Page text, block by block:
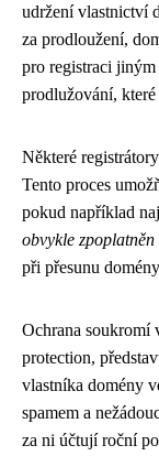
udržení vlastnictví
za prodloužení,
pro registraci
prodlužování, které
Některé
Tento proces
pokud například
obvykle
při přesunu
Ochrana soukromí
protection,
vlastníka domény
spamem a
za ni účtují roční